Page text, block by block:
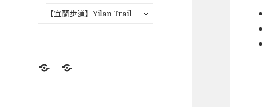
【宜蘭步道】Yilan Trail
展
登
北